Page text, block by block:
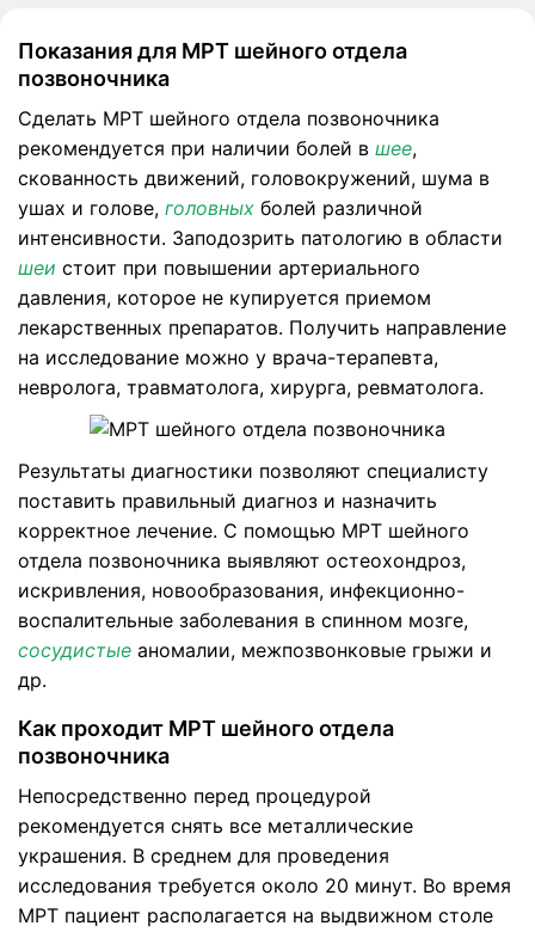
Показания для МРТ шейного отдела
позвоночника
Сделать МРТ шейного отдела позвоночника
рекомендуется при наличии болей в шее,
скованность движений, головокружений, шума в
ушах и голове, головных болей различной
интенсивности. Заподозрить патологию в области
шеи стоит при повышении артериального
давления, которое не купируется приемом
лекарственных препаратов. Получить направление
на исследование можно у врача-терапевта,
невролога, травматолога, хирурга, ревматолога.
Результаты диагностики позволяют специалисту
поставить правильный диагноз и назначить
корректное лечение. С помощью МРТ шейного
отдела позвоночника выявляют остеохондроз,
искривления, новообразования, инфекционно-
воспалительные заболевания в спинном мозге,
сосудистые аномалии, межпозвонковые грыжи и
др.
Как проходит МРТ шейного отдела
позвоночника
Непосредственно перед процедурой
рекомендуется снять все металлические
украшения. В среднем для проведения
исследования требуется около 20 минут. Во время
МРТ пациент располагается на выдвижном столе